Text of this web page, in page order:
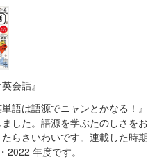
会話』
語は語源でニャンとかなる！』
した。語源を学ぶたのしさをお
らさいわいです。連載した時期
2022 年度です。